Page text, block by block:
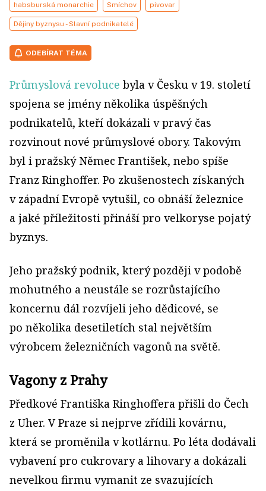
habsburská monarchie Smíchov pivovar
Dějiny byznysu - Slavní podnikatelé
ODEBÍRAT TÉMA
Průmyslová revoluce byla v Česku v 19. století
spojena se jmény několika úspěšných
podnikatelů, kteří dokázali v pravý čas
rozvinout nové průmyslové obory. Takovým
byl i pražský Němec František, nebo spíše
Franz Ringhoffer. Po zkušenostech získaných
v západní Evropě vytušil, co obnáší železnice
a jaké příležitosti přináší pro velkoryse pojatý
byznys.
Jeho pražský podnik, který později v podobě
mohutného a neustále se rozrůstajícího
koncernu dál rozvíjeli jeho dědicové, se
po několika desetiletích stal největším
výrobcem železničních vagonů na světě.
Vagony z Prahy
Předkové Františka Ringhoffera přišli do Čech
z Uher. V Praze si nejprve zřídili kovárnu,
která se proměnila v kotlárnu. Po léta dodávali
vybavení pro cukrovary a lihovary a dokázali
nevelkou firmu vymanit ze svazujících